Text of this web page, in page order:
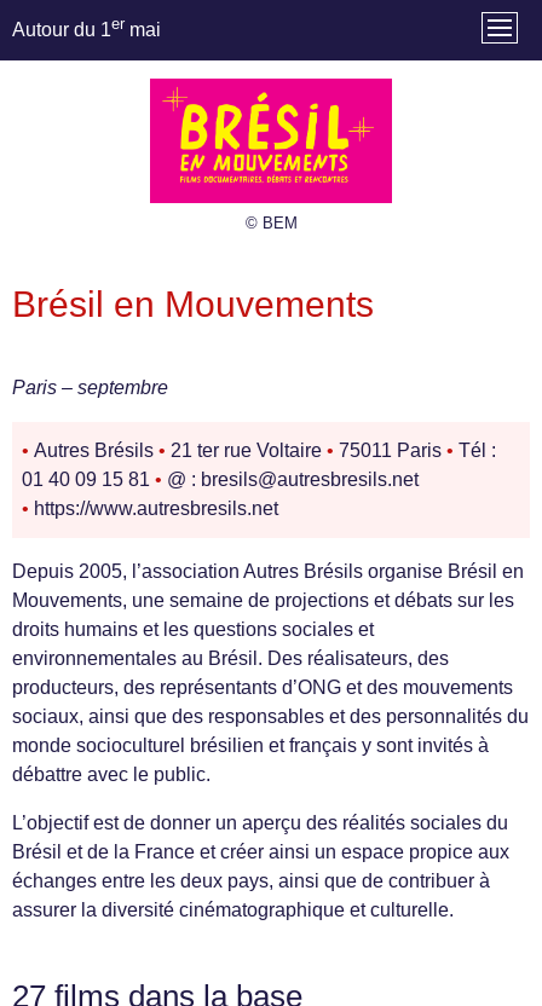
Autour du 1er mai
© BEM
Brésil en Mouvements
Paris – septembre
• Autres Brésils • 21 ter rue Voltaire • 75011 Paris • Tél :
01 40 09 15 81 • @ : bresils@autresbresils.net
• https://www.autresbresils.net
Depuis 2005, l’association Autres Brésils organise Brésil en
Mouvements, une semaine de projections et débats sur les
droits humains et les questions sociales et
environnementales au Brésil. Des réalisateurs, des
producteurs, des représentants d’ONG et des mouvements
sociaux, ainsi que des responsables et des personnalités du
monde socioculturel brésilien et français y sont invités à
débattre avec le public.
L’objectif est de donner un aperçu des réalités sociales du
Brésil et de la France et créer ainsi un espace propice aux
échanges entre les deux pays, ainsi que de contribuer à
assurer la diversité cinématographique et culturelle.
27 films dans la base